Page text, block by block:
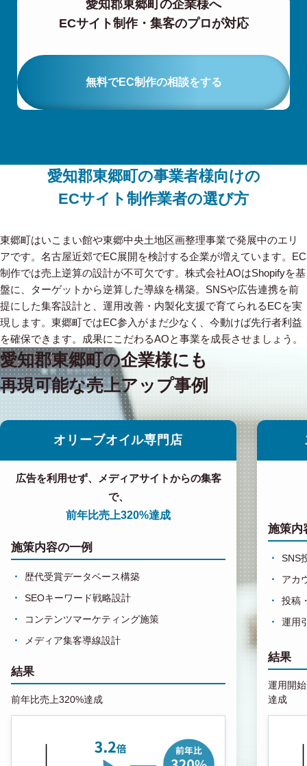
愛知郡東郷町の企業様へ
ECサイト制作・集客のプロが対応
無料でEC制作の相談をする
愛知郡東郷町の事業者様向けの
ECサイト制作業者の選び方
東郷町はいこまい館や東郷中央土地区画整理事業で発展中のエリ
アです。名古屋近郊でEC展開を検討する企業が増えています。EC
制作では売上逆算の設計が不可欠です。株式会社AOはShopifyを基
盤に、ターゲットから逆算した導線を構築。SNSや広告連携を前
提にした集客設計と、運用改善・内製化支援で育てられるECを実
現します。東郷町ではEC参入がまだ少なく、今動けば先行者利益
を確保できます。成果にこだわるAOと事業を成長させましょう。
愛知郡東郷町の企業様にも
再現可能な売上アップ事例
オリーブオイル専門店
広告を利用せず、メディアサイトからの集客
で、
前年比売上320%達成
施策内容の一例
歴代受賞データベース構築
SEOキーワード戦略設計
コンテンツマーケティング施策
メディア集客導線設計
結果
前年比売上320%達成
施策内
SNS
アカ
投稿
運用
結果
運用開
達成